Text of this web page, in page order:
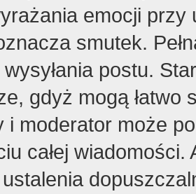
emocji
smutek.
postu.
gdyż mogą
i moderator może
całej